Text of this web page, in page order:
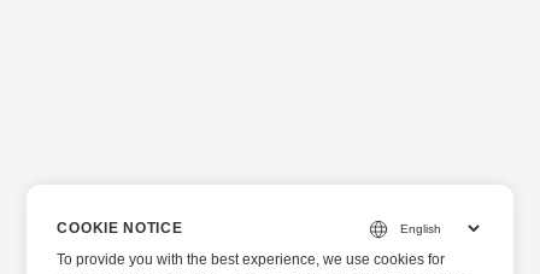
COOKIE NOTICE
To provide you with the best experience, we use cookies for